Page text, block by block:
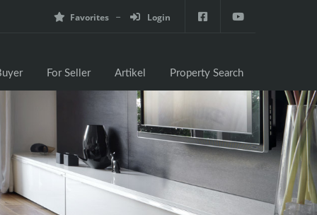
Favorites Login
For Seller Artikel Property Search